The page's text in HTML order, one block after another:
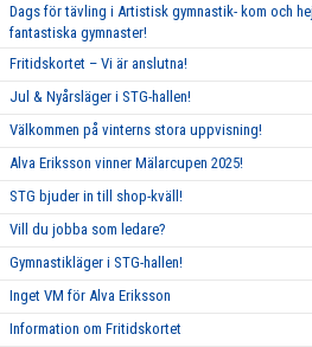
Dags för tävling i Artistisk gymnastik- kom och
fantastiska gymnaster!
Fritidskortet – Vi är anslutna!
Jul & Nyårsläger i STG-hallen!
Välkommen på vinterns stora uppvisning!
Alva Eriksson vinner Mälarcupen 2025!
STG bjuder in till shop-kväll!
Vill du jobba som ledare?
Gymnastikläger i STG-hallen!
Inget VM för Alva Eriksson
Information om Fritidskortet